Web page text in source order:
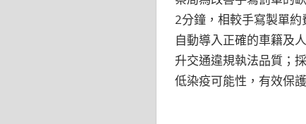
2分鐘，相較手寫製單
自動導入正確的車籍及
升交通違規執法品質；
低染疫可能性，有效保